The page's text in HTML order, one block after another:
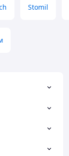
Stomil